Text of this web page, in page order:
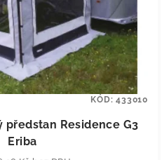
předstan Residence G3
Eriba
KÓD:433010